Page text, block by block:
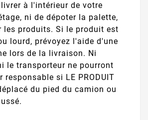
à l'intérieur de votre
ni de dépoter la palette,
les produits. Si le produit est
lourd, prévoyez l'aide d'une
lors de la livraison. Ni
le transporteur ne pourront
responsable si LE PRODUIT
du pied du camion ou